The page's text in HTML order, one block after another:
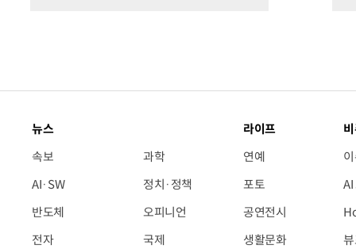
뉴스
속보
AI·SW
반도체
전자
과학
정치·정책
오피니언
국제
라이프
연예
포토
공연전시
생활문화